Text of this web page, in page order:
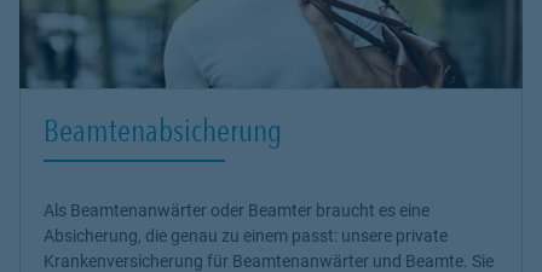
Beamtenabsicherung
Als Beamtenanwärter oder Beamter braucht es eine
Absicherung, die genau zu einem passt: unsere private
Krankenversicherung für Beamtenanwärter und Beamte. Sie